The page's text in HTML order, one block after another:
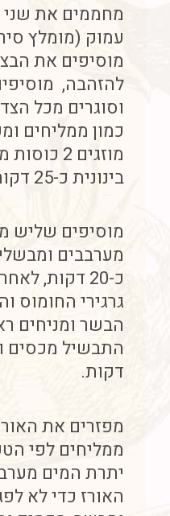
מחממים את שני
עמוק (מומלץ
מוסיפים את
להזהבה,
וסוגרים מכל
כמון ממליחים
מוזגים 2
בינונית כ-25 דקות עם מכסה סגור.
מוסיפים שליש
מערבבים
כ-20 דקות,
גרגירי החומוס
הבשר ומניחים
דקות.
מפזרים את
ממליחים לפי
יתרת המים
האורז כדי לא